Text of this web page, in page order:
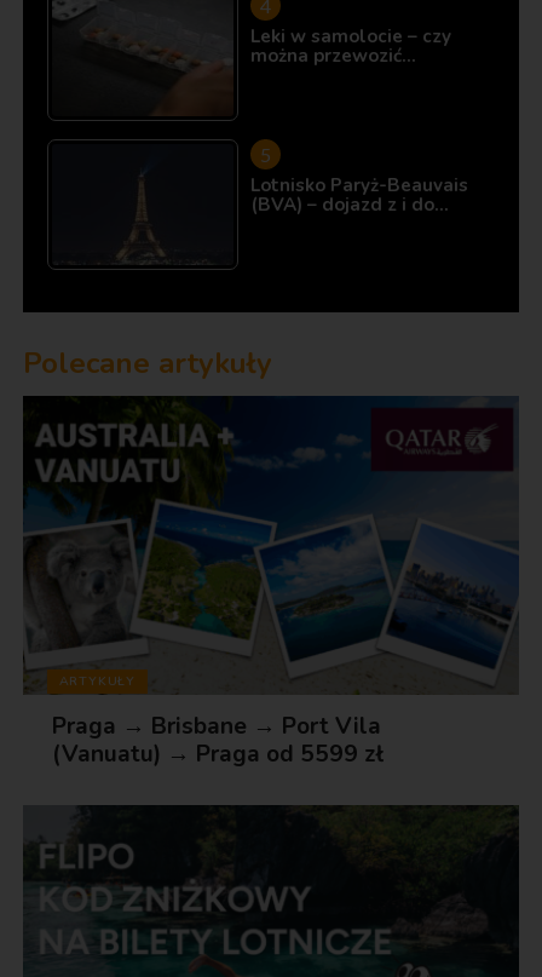
Leki w samolocie – czy
można przewozić…
Lotnisko Paryż-Beauvais
(BVA) – dojazd z i do…
Polecane artykuły
ARTYKUŁY
Praga → Brisbane → Port Vila
(Vanuatu) → Praga od 5599 zł